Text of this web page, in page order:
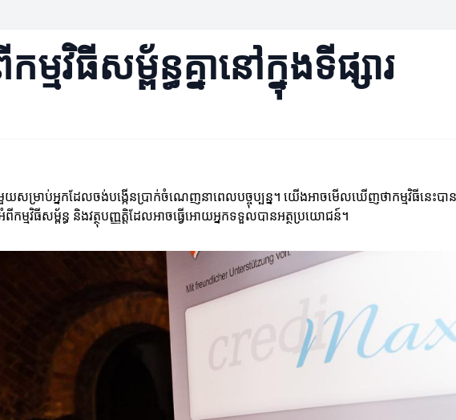
វិធីសម្ព័ន្ធគ្នានៅក្នុងទីផ្សារ
មួយសម្រាប់អ្នកដែលចង់បង្កើនប្រាក់ចំណេញនាពេលបច្ចុប្បន្ន។ យើងអាចមើលឃើញថាកម្មវិធីនេះ
មវិធីសម្ព័ន្ធ និងវត្ថុបញ្ញត្តិដែលអាចធ្វើអោយអ្នកទទួលបានអត្ថប្រយោជន៍។